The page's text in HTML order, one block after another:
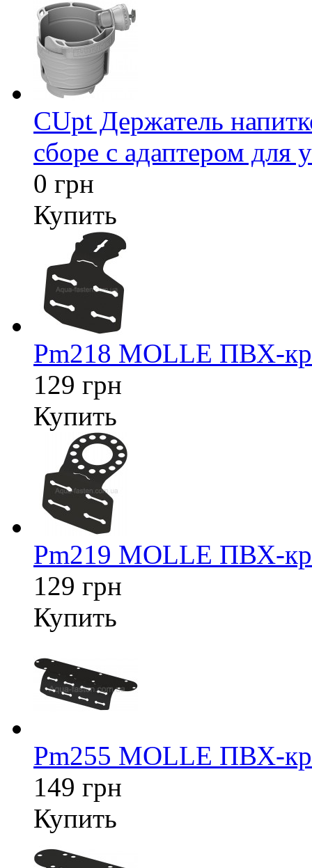
CUpt Держатель
сборе с адаптером для
0 грн
Купить
Pm218 MOLLE ПВХ-
129 грн
Купить
Pm219 MOLLE ПВХ-
129 грн
Купить
Pm255 MOLLE ПВХ-
149 грн
Купить